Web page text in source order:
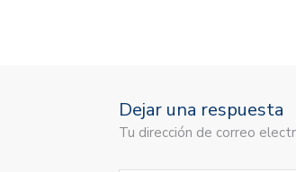
Dejar una respuesta
Tu dirección de correo